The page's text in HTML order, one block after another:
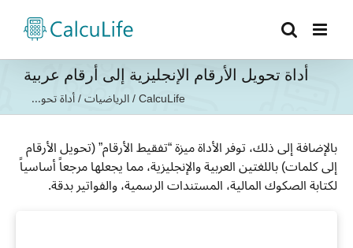
أداة تحويل الأرقام الإنجليزية إلى أرقام عربية
CalcuLife
/الرياضيات/أداة تحو...
بالإضافة إلى ذلك، توفر الأداة ميزة “تفقيط الأرقام” (تحويل الأرقام
إلى كلمات) باللغتين العربية والإنجليزية، مما يجعلها مرجعاً أساسياً
لكتابة الصكوك المالية، المستندات الرسمية، والفواتير بدقة.